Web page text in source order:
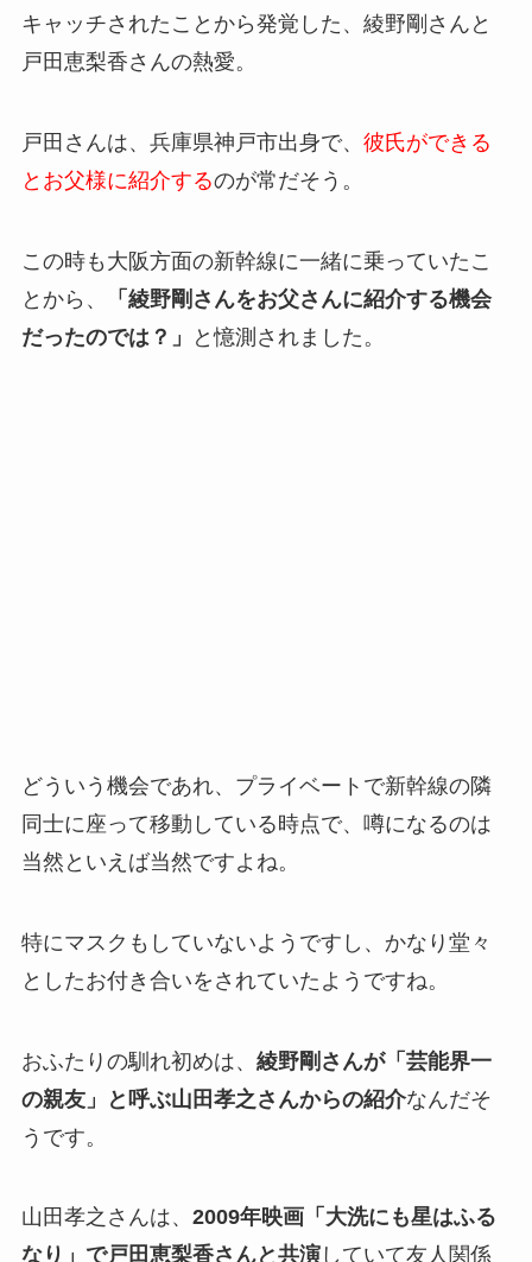
キャッチされたことから発覚した、綾野剛さんと
戸田恵梨香さんの熱愛。
戸田さんは、兵庫県神戸市出身で、 彼氏ができる
とお父様に紹介するのが常だそう。
この時も大阪方面の新幹線に一緒に乗っていたこ
とから、
「綾野剛さんをお父さんに紹介する機会
だったのでは？」
と憶測されました。
どういう機会であれ、プライベートで新幹線の隣
同士に座って移動している時点で、噂になるのは
当然といえば当然ですよね。
特にマスクもしていないようですし、かなり堂々
としたお付き合いをされていたようですね。
おふたりの馴れ初めは、 綾野剛さんが「芸能界一
の親友」と呼ぶ山田孝之さんからの紹介なんだそ
うです。
山田孝之さんは、 2009年映画「大洗にも星はふる
なり」で戸田恵梨香さんと共演していて友人関係